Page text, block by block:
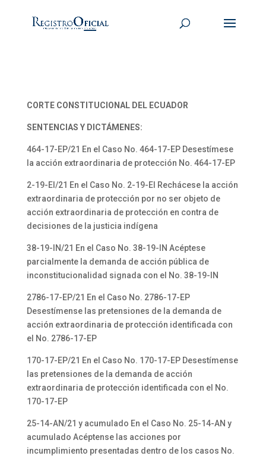
CORTE CONSTITUCIONAL DEL ECUADOR
SENTENCIAS Y DICTÁMENES:
464-17-EP/21 En el Caso No. 464-17-EP Desestímese
la acción extraordinaria de protección No. 464-17-EP
2-19-EI/21 En el Caso No. 2-19-EI Rechácese la acción
extraordinaria de protección por no ser objeto de
acción extraordinaria de protección en contra de
decisiones de la justicia indígena
38-19-IN/21 En el Caso No. 38-19-IN Acéptese
parcialmente la demanda de acción pública de
inconstitucionalidad signada con el No. 38-19-IN
2786-17-EP/21 En el Caso No. 2786-17-EP
Desestímense las pretensiones de la demanda de
acción extraordinaria de protección identificada con
el No. 2786-17-EP
170-17-EP/21 En el Caso No. 170-17-EP Desestímense
las pretensiones de la demanda de acción
extraordinaria de protección identificada con el No.
170-17-EP
25-14-AN/21 y acumulado En el Caso No. 25-14-AN y
acumulado Acéptense las acciones por
incumplimiento presentadas dentro de los casos No.